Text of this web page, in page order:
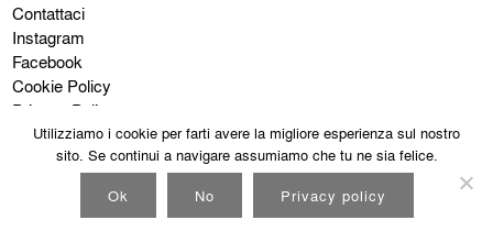
Contattaci
Instagram
Facebook
Cookie Policy
Privacy Policy
Utilizziamo i cookie per farti avere la migliore esperienza sul nostro
sito. Se continui a navigare assumiamo che tu ne sia felice.
Ok
No Privacy policy